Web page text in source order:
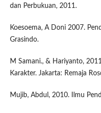
dan Perbukuan, 2011.
Koesoema, A Doni 2007.
Grasindo.
M Samani., & Hariyanto,
Karakter. Jakarta: Remaja
Mujib, Abdul, 2010. Ilmu